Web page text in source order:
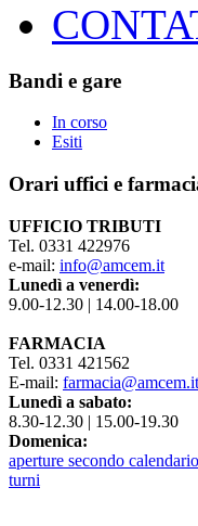
Bandi e gare
In corso
Esiti
Orari uffici e
UFFICIO TRIBUTI
Tel. 0331 422976
e-mail: info@amcem.it
Lunedì a venerdì:
9.00-12.30 | 14.00-18.00
FARMACIA
Tel. 0331 421562
E-mail: farmacia@amcem.it
Lunedì a sabato:
8.30-12.30 | 15.00-19.30
Domenica:
aperture secondo calendario
turni